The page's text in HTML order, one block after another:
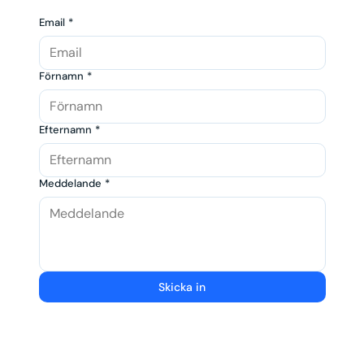
Email *
Förnamn *
Efternamn *
Meddelande *
Skicka in